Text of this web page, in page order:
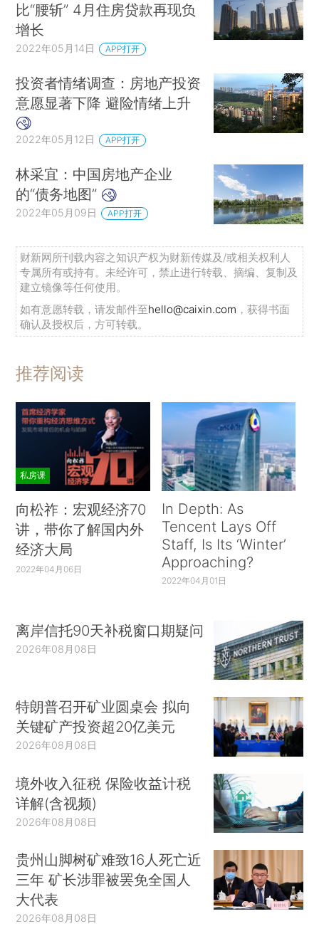
比“腰斩” 4月住房贷款再现负
增长
2022年05月14日 APP打开
投资者情绪调查：房地产投资
意愿显著下降 避险情绪上升
2022年05月12日 APP打开
林采宜：中国房地产企业
的“债务地图”
2022年05月09日 APP打开
财新网所刊载内容之知识产权为财新传媒及/或相关权利人
专属所有或持有。未经许可，禁止进行转载、摘编、复制及
建立镜像等任何使用。
如有意愿转载，请发邮件至hello@caixin.com ，获得书面
确认及授权后，方可转载。
推荐阅读
私房课
向松祚：宏观经济70
讲，带你了解国内外
经济大局
2022年04月06日
In Depth: As
Tencent Lays Off
Staff, Is Its ‘Winter’
Approaching?
2022年04月01日
离岸信托90天补税窗口期疑问
2026年08月08日
特朗普召开矿业圆桌会 拟向
关键矿产投资超20亿美元
2026年08月08日
境外收入征税 保险收益计税
详解(含视频)
2026年08月08日
贵州山脚树矿难致16人死亡近
三年 矿长涉罪被罢免全国人
大代表
2026年08月08日